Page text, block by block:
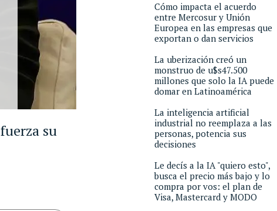
su
Cómo impacta el acuerdo
entre Mercosur y Unión
Europea en las empresas que
exportan o dan servicios
La uberización creó un
monstruo de u$s47.500
millones que solo la IA puede
domar en Latinoamérica
La inteligencia artificial
industrial no reemplaza a las
personas, potencia sus
decisiones
Le decís a la IA "quiero esto",
busca el precio más bajo y lo
compra por vos: el plan de
Visa, Mastercard y MODO